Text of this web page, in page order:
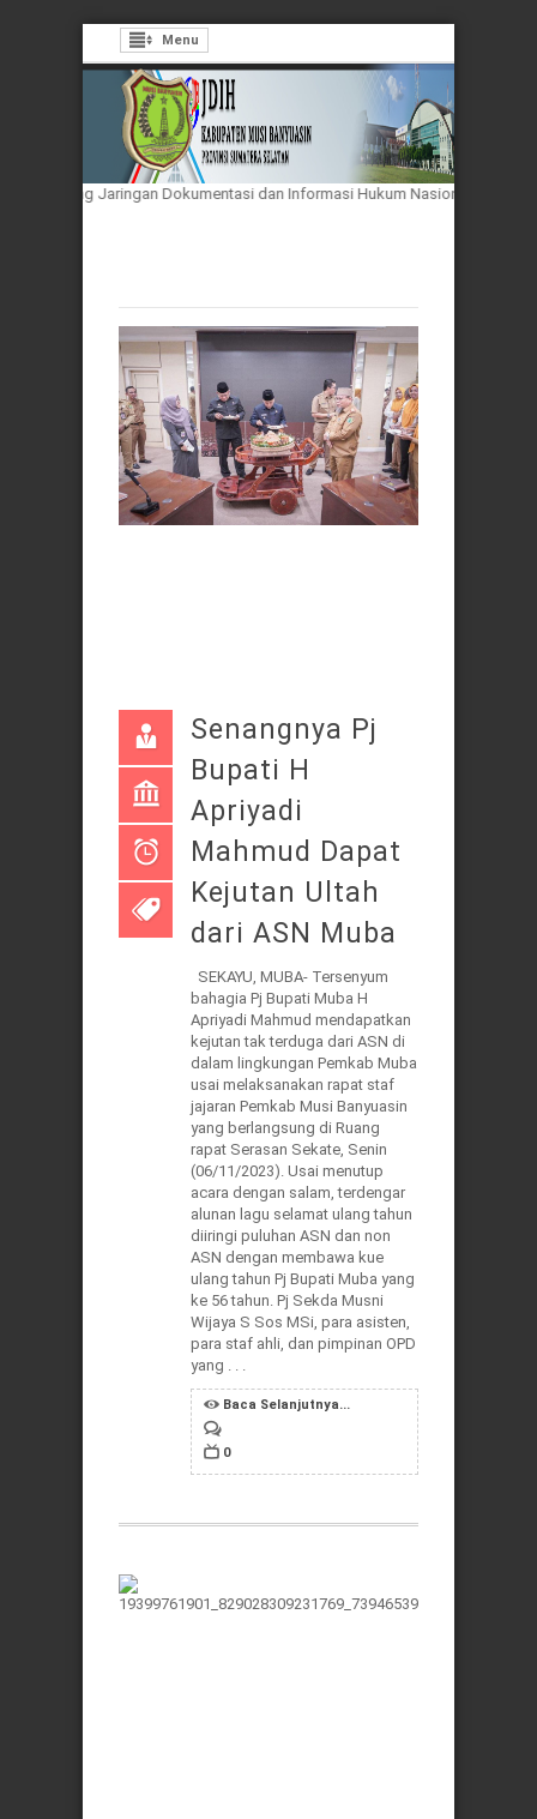
Menu
Jaringan Dokumentasi dan Informasi Hukum Nasional
Senangnya Pj
Bupati H
Apriyadi
Mahmud Dapat
Kejutan Ultah
dari ASN Muba
SEKAYU, MUBA- Tersenyum
bahagia Pj Bupati Muba H
Apriyadi Mahmud mendapatkan
kejutan tak terduga dari ASN di
dalam lingkungan Pemkab Muba
usai melaksanakan rapat staf
jajaran Pemkab Musi Banyuasin
yang berlangsung di Ruang
rapat Serasan Sekate, Senin
(06/11/2023). Usai menutup
acara dengan salam, terdengar
alunan lagu selamat ulang tahun
diiringi puluhan ASN dan non
ASN dengan membawa kue
ulang tahun Pj Bupati Muba yang
ke 56 tahun. Pj Sekda Musni
Wijaya S Sos MSi, para asisten,
para staf ahli, dan pimpinan OPD
yang . . .
Baca Selanjutnya...
0